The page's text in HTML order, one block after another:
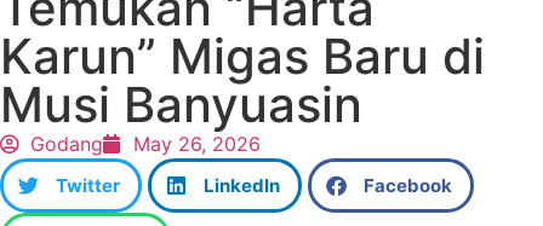
Karun” Migas Baru di
Musi Banyuasin
Godang May 26, 2026
Twitter LinkedIn Facebook